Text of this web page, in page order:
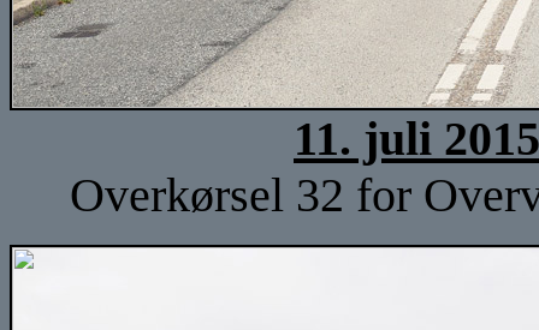
11. juli
Overkørsel 32 for